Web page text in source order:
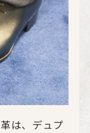
は、デュプ